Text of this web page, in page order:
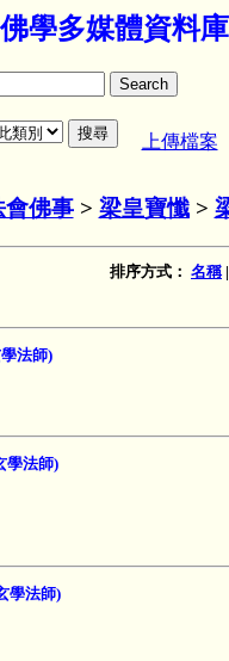
學多媒體資料庫
上傳檔案
會佛事> 梁皇寶懺>
排序方式： 名稱|
法師)
學法師)
學法師)